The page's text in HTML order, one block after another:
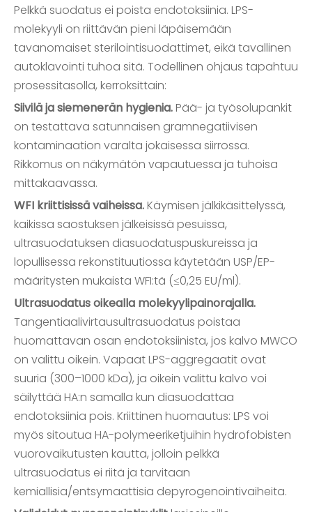
Pelkkä suodatus ei poista endotoksiinia. LPS-
molekyyli on riittävän pieni läpäisemään
tavanomaiset sterilointisuodattimet, eikä tavallinen
autoklavointi tuhoa sitä. Todellinen ohjaus tapahtuu
prosessitasolla, kerroksittain:
Siivilä ja siemenerän hygienia.Pää- ja työsolupankit
on testattava satunnaisen gramnegatiivisen
kontaminaation varalta jokaisessa siirrossa.
Rikkomus on näkymätön vapautuessa ja tuhoisa
mittakaavassa.
WFI kriittisissä vaiheissa.Käymisen jälkikäsittelyssä,
kaikissa saostuksen jälkeisissä pesuissa,
ultrasuodatuksen diasuodatuspuskureissa ja
lopullisessa rekonstituutiossa käytetään USP/EP-
määritysten mukaista WFI:tä (≤0,25 EU/ml).
Ultrasuodatus oikealla molekyylipainorajalla.
Tangentiaalivirtausultrasuodatus poistaa
huomattavan osan endotoksiinista, jos kalvo MWCO
on valittu oikein. Vapaat LPS-aggregaatit ovat
suuria (300–1000 kDa), ja oikein valittu kalvo voi
säilyttää HA:n samalla kun diasuodattaa
endotoksiinia pois. Kriittinen huomautus: LPS voi
myös sitoutua HA-polymeeriketjuihin hydrofobisten
vuorovaikutusten kautta, jolloin pelkkä
ultrasuodatus ei riitä ja tarvitaan
kemiallisia/entsymaattisia depyrogenointivaiheita.